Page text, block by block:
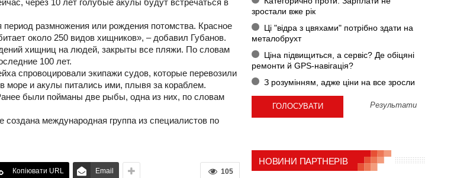
период размножения или рождения потомства. Красное
около 250 видов хищников», – добавил Губанов.
хищниц на людей, закрыты все пляжи. По словам
100 лет.
спровоцировали экипажи судов, которые перевозили
море и акулы питались ими, плывя за кораблем.
были пойманы две рыбы, одна из них, по словам
международная группа из специалистов по
105
Копіювати URL Email
зростали вже рік
Ці "відра з цвяхами" потрібно здати на
металобрухт
Ціна підвищиться, а сервіс? Де обіцяні
ремонти й GPS-навігація?
З розумінням, адже ціни на все зросли
Результати
НОВИНИ ПАРТНЕРІВ